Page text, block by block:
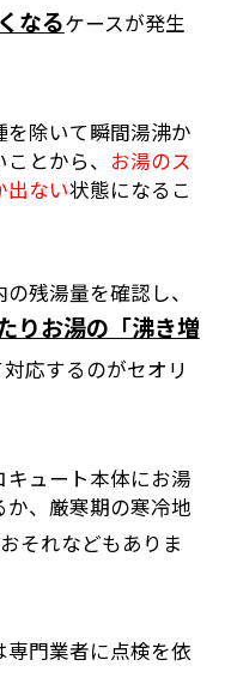
なるケースが発生
除いて瞬間湯沸か
とから、 お湯のス
出ない状態になるこ
残湯量を確認し、
りお湯の「沸き増
応するのがセオリ
ュート本体にお湯
、厳寒期の寒冷地
それなどもありま
門業者に点検を依